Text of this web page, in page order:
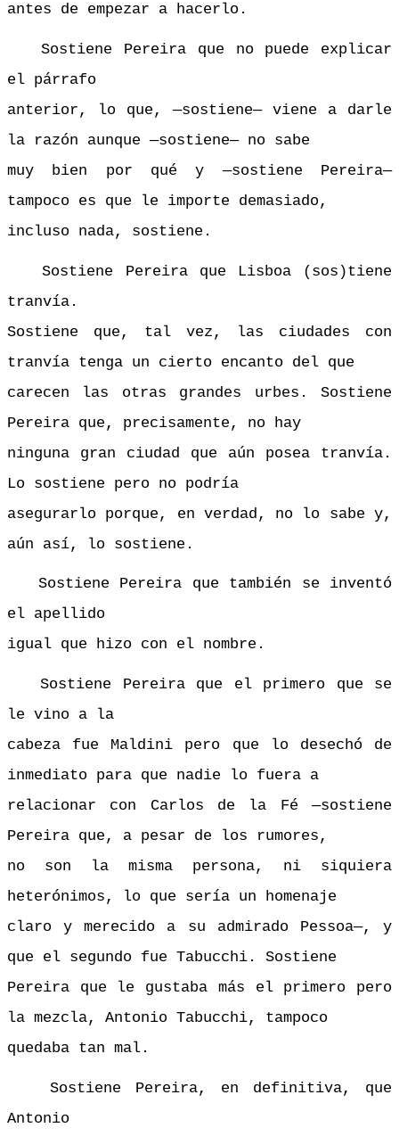
antes de empezar a hacerlo.
Sostiene Pereira que no puede explicar
el párrafo
anterior, lo que, —sostiene— viene a darle
la razón aunque —sostiene— no sabe
muy bien por qué y —sostiene Pereira—
tampoco es que le importe demasiado,
incluso nada, sostiene.
Sostiene Pereira que Lisboa (sos)tiene
tranvía.
Sostiene que, tal vez, las ciudades con
tranvía tenga un cierto encanto del que
carecen las otras grandes urbes. Sostiene
Pereira que, precisamente, no hay
ninguna gran ciudad que aún posea tranvía.
Lo sostiene pero no podría
asegurarlo porque, en verdad, no lo sabe y,
aún así, lo sostiene.
Sostiene Pereira que también se inventó
el apellido
igual que hizo con el nombre.
Sostiene Pereira que el primero que se
le vino a la
cabeza fue Maldini pero que lo desechó de
inmediato para que nadie lo fuera a
relacionar con Carlos de la Fé —sostiene
Pereira que, a pesar de los rumores,
no son la misma persona, ni siquiera
heterónimos, lo que sería un homenaje
claro y merecido a su admirado Pessoa—, y
que el segundo fue Tabucchi. Sostiene
Pereira que le gustaba más el primero pero
la mezcla, Antonio Tabucchi, tampoco
quedaba tan mal.
Sostiene Pereira, en definitiva, que
Antonio